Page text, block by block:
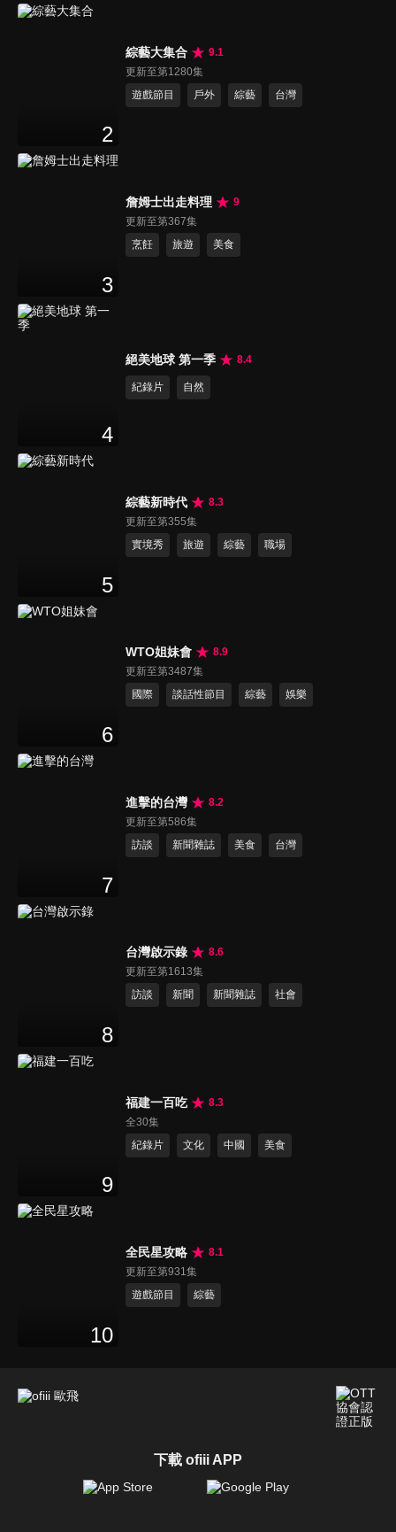
2
綜藝大集合
9.1
更新至第1280集
遊戲節目
戶外 綜藝 台灣
3
詹姆士出走料理
9
更新至第367集
烹飪
旅遊 美食
4
絕美地球 第一季 8.4
紀錄片 自然
5
綜藝新時代
8.3
更新至第355集
實境秀
旅遊 綜藝 職場
6
WTO姐妹會
8.9
更新至第3487集
國際
談話性節目 綜藝 娛樂
7
進擊的台灣
8.2
更新至第586集
訪談
新聞雜誌 美食 台灣
8
台灣啟示錄
8.6
更新至第1613集
訪談
新聞 新聞雜誌 社會
9
福建一百吃
8.3
全30集
紀錄片
文化 中國 美食
10
全民星攻略
8.1
更新至第931集
遊戲節目
綜藝
下載 ofiii APP